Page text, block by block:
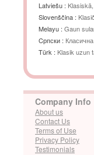
Latviešu :
Slovenščina :
Melayu : Gaun
Cрпски :
Türk : Klasik uzun
Company Info
About us
Contact Us
Terms of Use
Privacy Policy
Testimonials